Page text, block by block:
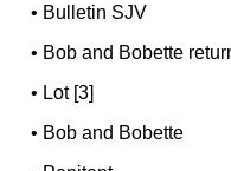
• Bulletin SJV
• Bob and Bobette
• Lot [3]
• Bob and Bobette